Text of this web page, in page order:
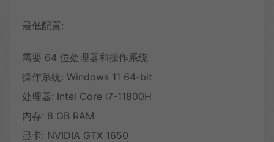
最低配置:
需要 64 位处理器和操作系统
操作系统: Windows 11 64-bit
处理器: Intel Core i7-11800H
内存: 8 GB RAM
显卡: NVIDIA GTX 1650